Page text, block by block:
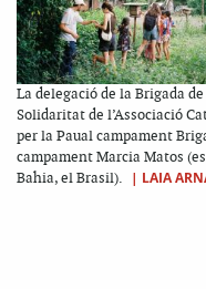
La delegació de la Brigada de
Solidaritat de l’Associació
per la Paual campament
campament Marcia Matos
Bahia, el Brasil).
| LAIA